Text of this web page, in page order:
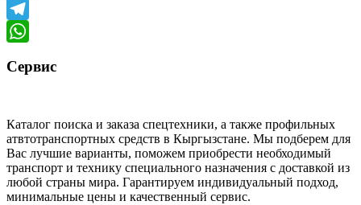
WeChat
Telegram
Сервис
Каталог поиска и заказа спецтехники, а также профильных
атвтотранспортных средств в Кыргызстане. Мы подберем для
Вас лучшие варианты, поможем приобрести необходимый
транспорт и технику специального назначения с доставкой из
любой страны мира. Гарантируем индивидуальный подход,
минимальные цены и качественный сервис.